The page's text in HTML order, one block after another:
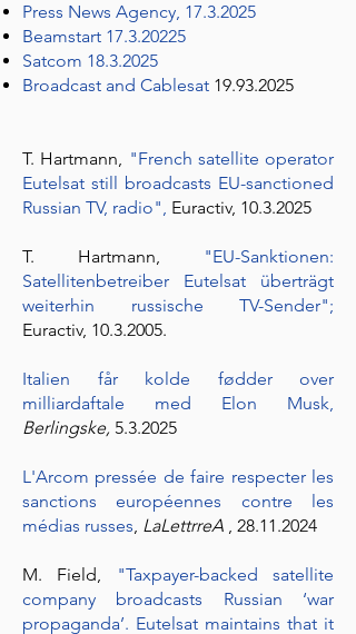
Press News Agency, 17.3.2025
Beamstart 17.3.20225
Satcom 18.3.2025
Broadcast and Cablesat 19.93.2025
T. Hartmann, "French satellite operator
Eutelsat still broadcasts EU-sanctioned
Russian TV, radio", Euractiv, 10.3.2025
T. Hartmann,
"EU-Sanktionen:
Satellitenbetreiber Eutelsat überträgt
weiterhin russische TV-Sender";
Euractiv, 10.3.2005.
Italien får kolde fødder over
milliardaftale med Elon Musk,
Berlingske, 5.3.2025
L'Arcom pressée de faire respecter les
sanctions européennes contre les
médias russes, LaLettrreA , 28.11.2024
M. Field,
"Taxpayer-backed satellite
company broadcasts Russian ‘war
propaganda’. Eutelsat maintains that it